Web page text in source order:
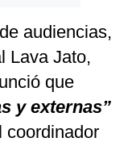
audiencias,
Lava Jato,
que
y externas”
coordinador